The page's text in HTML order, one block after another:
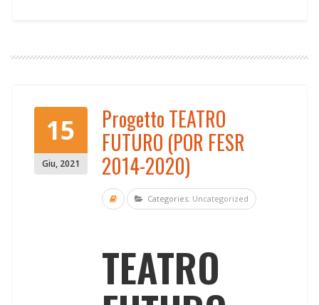
15
Giu, 2021
Progetto TEATRO
FUTURO (POR FESR
2014-2020)
Categories: Uncategorized
TEATRO